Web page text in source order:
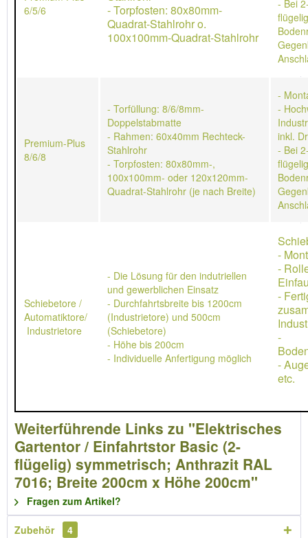
6/5/6
- Torpfosten: 80x80mm-
Quadrat-Stahlrohr o.
100x100mm-Quadrat-Stahlrohr
- Bei
Premium-Plus
8/6/8
- Torfüllung: 8/6/8mm-
Doppelstabmatte
- Rahmen: 60x40mm Rechteck-
Stahlrohr
- Torpfosten: 80x80mm-,
100x100mm- oder 120x120mm-
Quadrat-Stahlrohr (je nach Breite)
-
-
inkl.
- Bei
Schiebetore /
Automatiktore/
Industrietore
- Die Lösung für den indutriellen
und gewerblichen Einsatz
- Durchfahrtsbreite bis 1200cm
(Industrietore) und 500cm
(Schiebetore)
- Höhe bis 200cm
- Individuelle Anfertigung möglich
-
-
-
-
-
etc.
Weiterführende Links zu "Elektrisches
Gartentor / Einfahrtstor Basic (2-
flügelig) symmetrisch; Anthrazit RAL
7016; Breite 200cm x Höhe 200cm"
Fragen zum Artikel?
Zubehör 4